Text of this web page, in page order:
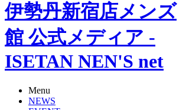
伊勢丹新宿店メンズ
館 公式メディア -
ISETAN NEN'S net
Menu
NEWS